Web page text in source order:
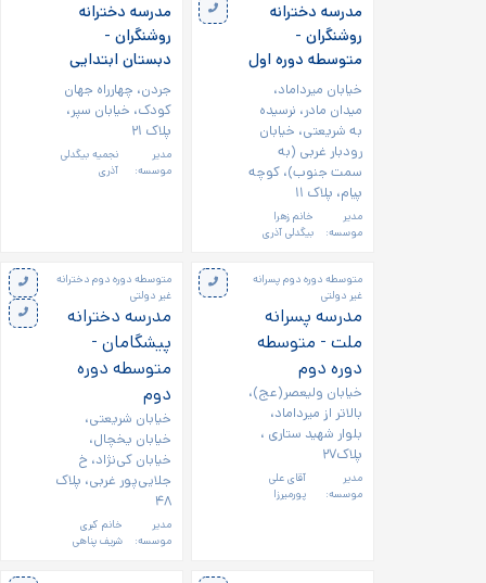
مدرسه دخترانه
روشنگران -
متوسطه دوره اول
خیابان میرداماد،
میدان مادر، نرسیده
به شریعتی، خیابان
رودبار غربی (به
سمت جنوب)، کوچه
پیام، پلاک ۱۱
مدیر
موسسه:
خانم زهرا
بیگدلی آذری
مدرسه دخترانه
روشنگران -
دبستان ابتدایی
جردن، چهارراه جهان
کودک، خیابان سپر،
پلاک ۲۱
مدیر
موسسه:
نجمیه بیگدلی
آذری
متوسطه دوره دوم پسرانه
غیر دولتی
مدرسه پسرانه
ملت - متوسطه
دوره دوم
خیابان ولیعصر(عج)،
بالاتر از میرداماد،
بلوار شهید ستاری ،
پلاک۲۷
مدیر
موسسه:
آقای علی
پورمیرزا
متوسطه دوره دوم دخترانه
غیر دولتی
مدرسه دخترانه
پیشگامان -
متوسطه دوره
دوم
خیابان شریعتی،
خیابان یخچال،
خیابان کی‌نژاد، خ
جلایی‌پور غربی، پلاک
۴۸
مدیر
موسسه:
خانم کبری
شریف پناهی